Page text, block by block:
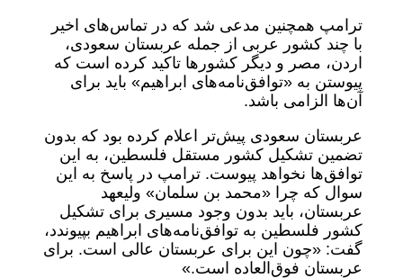
ترامپ همچنین مدعی شد که در تماس‌های اخیر
با چند کشور عربی از جمله عربستان سعودی،
اردن، مصر و دیگر کشورها تاکید کرده است که
پیوستن به «توافق‌نامه‌های ابراهیم» باید برای
آن‌ها الزامی باشد.
عربستان سعودی پیش‌تر اعلام کرده بود که بدون
تضمین تشکیل کشور مستقل فلسطین، به این
توافق‌ها نخواهد پیوست. ترامپ در پاسخ به این
سوال که چرا «محمد بن سلمان» ولیعهد
عربستان، باید بدون وجود مسیری برای تشکیل
کشور فلسطین به توافق‌نامه‌های ابراهیم بپیوندد،
گفت: «چون این برای عربستان عالی است. برای
عربستان فوق‌العاده است.»